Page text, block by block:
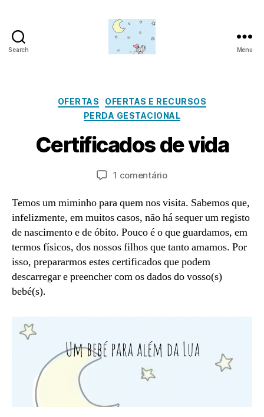
Search
da
lua
Menu
Categorias
OFERTAS
OFERTAS E RECURSOS
PERDA GESTACIONAL
Certificados de vida
Autor
o
a
d
in
Data
J
u
h
1,
0
2
1 comentárioem
de
vida
Temos um miminho para quem nos visita. Sabemos que,
infelizmente, em muitos casos, não há sequer um registo
de nascimento e de óbito. Pouco é o que guardamos, em
termos físicos, dos nossos filhos que tanto amamos. Por
isso, prepararmos estes certificados que podem
descarregar e preencher com os dados do vosso(s)
bebé(s).